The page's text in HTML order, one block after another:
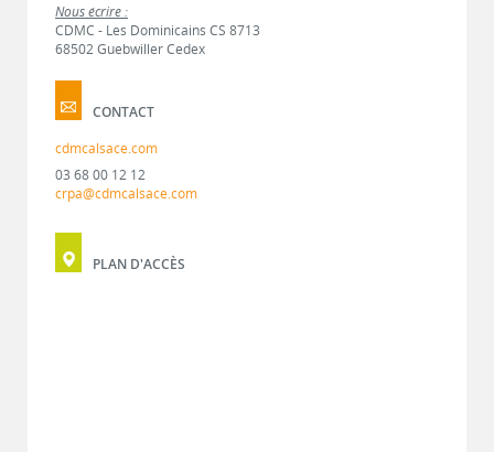
Nous écrire :
CDMC - Les Dominicains CS 8713
68502 Guebwiller Cedex
CONTACT
cdmcalsace.com
03 68 00 12 12
crpa@cdmcalsace.com
PLAN D'ACCÈS